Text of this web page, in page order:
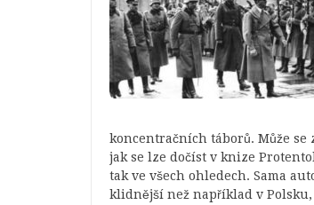
koncentračních táborů. Může se
jak se lze dočíst v knize
tak ve všech ohledech. Sama
klidnější než například v